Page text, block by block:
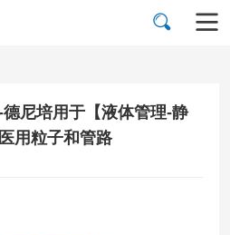
尼培用于【液体管理-静
用粒子和管路